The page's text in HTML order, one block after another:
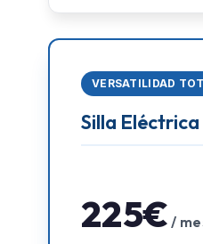
VERSATILIDAD
Silla
225€ /